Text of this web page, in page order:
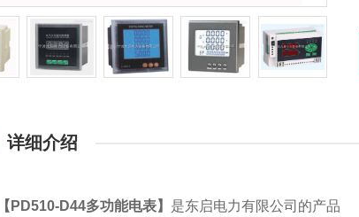
详细介绍
【 PD510-D44多功能电表】 是东启电力有限公司的产品